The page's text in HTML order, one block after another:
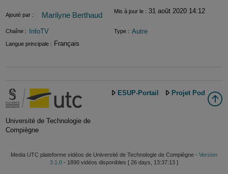
Informations
Ajouté par : Marilyne Berthaud Mis à jour le : 31 août 2020 14:12
Chaîne : InfoTV Type : Autre
Langue principale : Français
Université de Technologie de
Compiègne
ESUP-Portail Projet Pod
Media UTC plateforme vidéos de Université de Technologie de Compiègne - Version
3.1.0 - 1890 vidéos disponibles [ 26 days, 13:37:13 ]